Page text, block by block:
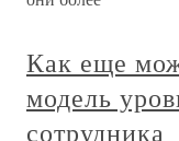
Как еще
модель
сотрудника